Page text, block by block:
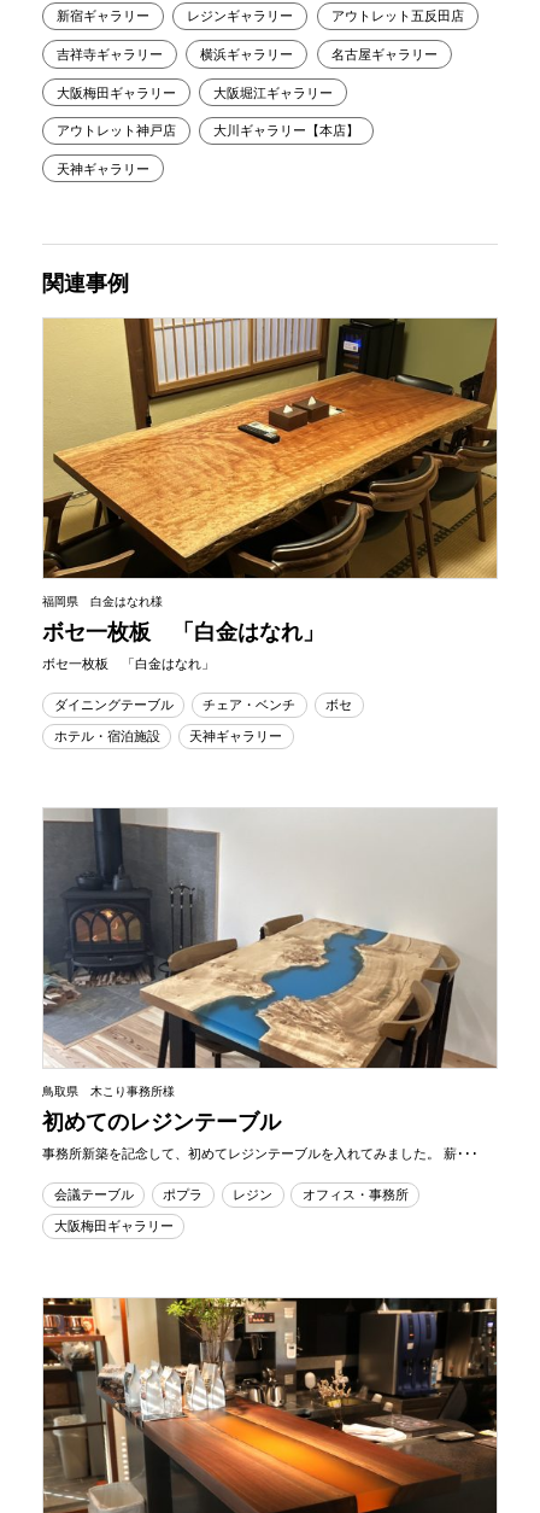
新宿ギャラリー レジンギャラリー アウトレット五反田店
吉祥寺ギャラリー 横浜ギャラリー 名古屋ギャラリー
大阪梅田ギャラリー 大阪堀江ギャラリー
アウトレット神戸店 大川ギャラリー【本店】
天神ギャラリー
関連事例
福岡県 白金はなれ様
ボセ一枚板 「白金はなれ」
ボセ一枚板 「白金はなれ」
ダイニングテーブル チェア・ベンチ
ボセ
ホテル・宿泊施設
天神ギャラリー
鳥取県 木こり事務所様
初めてのレジンテーブル
事務所新築を記念して、初めてレジンテーブルを入れてみました。 薪･･･
会議テーブル ポプラ レジン
オフィス・事務所
大阪梅田ギャラリー